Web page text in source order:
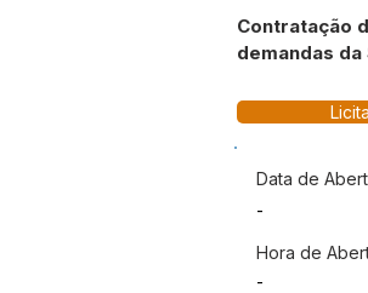
Contratação
demandas
Data de
-
Hora de
-